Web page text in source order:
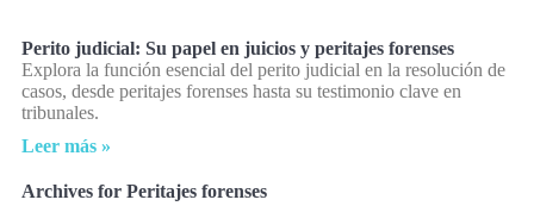
Perito judicial: Su papel en juicios y peritajes forenses
Explora la función esencial del perito judicial en la resolución de
casos, desde peritajes forenses hasta su testimonio clave en
tribunales.
Leer más »
Archives for Peritajes forenses